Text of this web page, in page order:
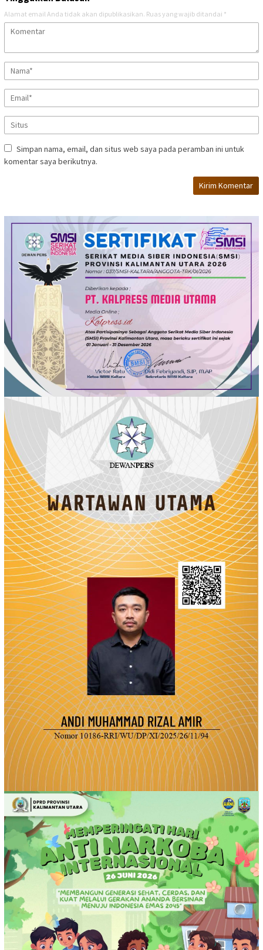
Alamat email Anda tidak akan dipublikasikan. Ruas yang wajib ditandai *
Simpan nama, email, dan situs web saya pada peramban ini untuk
komentar saya berikutnya.